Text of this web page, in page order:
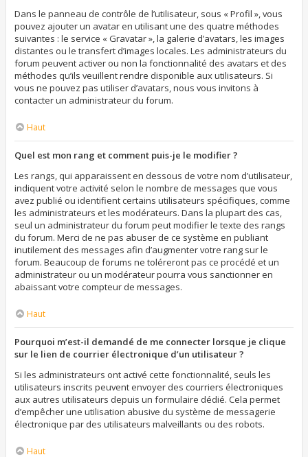
Dans le panneau de contrôle de l’utilisateur, sous « Profil », vous
pouvez ajouter un avatar en utilisant une des quatre méthodes
suivantes : le service « Gravatar », la galerie d’avatars, les images
distantes ou le transfert d’images locales. Les administrateurs du
forum peuvent activer ou non la fonctionnalité des avatars et des
méthodes qu’ils veuillent rendre disponible aux utilisateurs. Si
vous ne pouvez pas utiliser d’avatars, nous vous invitons à
contacter un administrateur du forum.
Haut
Quel est mon rang et comment puis-je le modifier ?
Les rangs, qui apparaissent en dessous de votre nom d’utilisateur,
indiquent votre activité selon le nombre de messages que vous
avez publié ou identifient certains utilisateurs spécifiques, comme
les administrateurs et les modérateurs. Dans la plupart des cas,
seul un administrateur du forum peut modifier le texte des rangs
du forum. Merci de ne pas abuser de ce système en publiant
inutilement des messages afin d’augmenter votre rang sur le
forum. Beaucoup de forums ne toléreront pas ce procédé et un
administrateur ou un modérateur pourra vous sanctionner en
abaissant votre compteur de messages.
Haut
Pourquoi m’est-il demandé de me connecter lorsque je clique
sur le lien de courrier électronique d’un utilisateur ?
Si les administrateurs ont activé cette fonctionnalité, seuls les
utilisateurs inscrits peuvent envoyer des courriers électroniques
aux autres utilisateurs depuis un formulaire dédié. Cela permet
d’empêcher une utilisation abusive du système de messagerie
électronique par des utilisateurs malveillants ou des robots.
Haut